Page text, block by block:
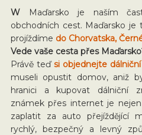
W
Maďarsko je naším
obchodních cest. Maďarsko je
projíždíme do Chorvatska,
Vede vaše cesta přes
Právě teďsi objednejte
museli opustit domov, aniž
hranici a kupovat dálniční
známek přes internet je
zaplatit za auto přejíždějící
rychlý, bezpečný a levný